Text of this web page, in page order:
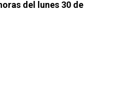
del lunes 30 de